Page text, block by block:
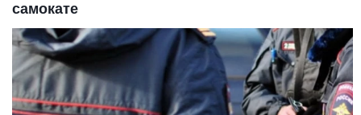
самокате